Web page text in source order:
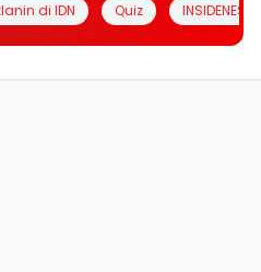
di IDN Quiz INSIDENESIA